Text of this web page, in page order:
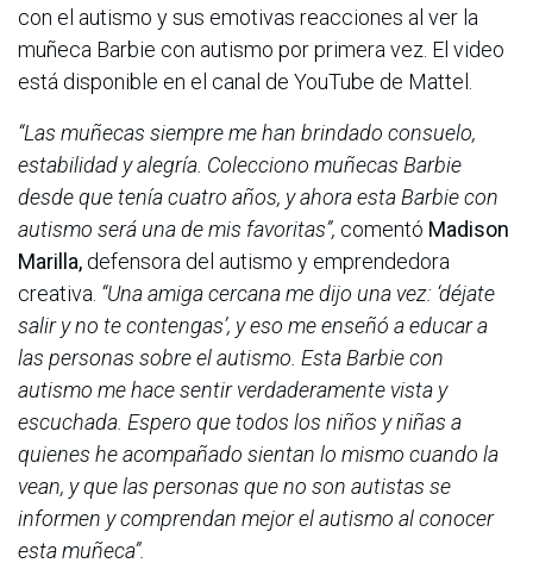
con el autismo y sus emotivas reacciones al ver la
muñeca Barbie con autismo por primera vez. El video
está disponible en el canal de YouTube de Mattel.
“Las muñecas siempre me han brindado consuelo,
estabilidad y alegría. Colecciono muñecas Barbie
desde que tenía cuatro años, y ahora esta Barbie con
autismo será una de mis favoritas”, comentó Madison
Marilla, defensora del autismo y emprendedora
creativa. “Una amiga cercana me dijo una vez: ‘déjate
salir y no te contengas’, y eso me enseñó a educar a
las personas sobre el autismo. Esta Barbie con
autismo me hace sentir verdaderamente vista y
escuchada. Espero que todos los niños y niñas a
quienes he acompañado sientan lo mismo cuando la
vean, y que las personas que no son autistas se
informen y comprendan mejor el autismo al conocer
esta muñeca”.